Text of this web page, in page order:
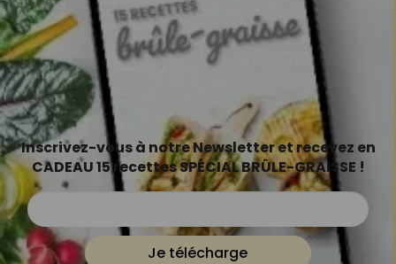
Inscrivez-vous à notre Newsletter et recevez en
CADEAU 15 recettes SPÉCIAL BRÛLE-GRAISSE !
Je télécharge